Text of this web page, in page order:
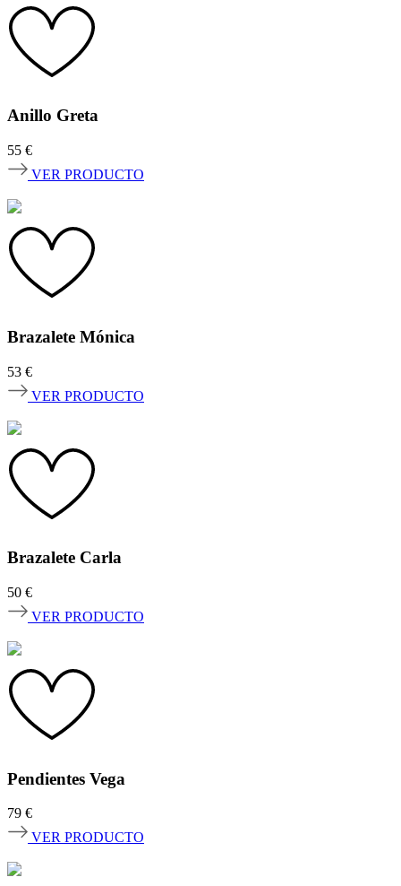
Anillo Greta
55 €
VER PRODUCTO
Brazalete Mónica
53 €
VER PRODUCTO
Brazalete Carla
50 €
VER PRODUCTO
Pendientes Vega
79 €
VER PRODUCTO